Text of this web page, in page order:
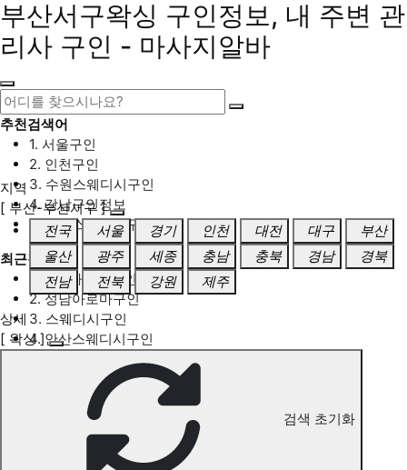
부산서구왁싱 구인정보, 내 주변 관
리사 구인 - 마사지알바
추천검색어
1. 서울구인
2. 인천구인
3. 수원스웨디시구인
4. 강남구인정보
5. 동탄스웨디시구인
최근검색어
1. 일산마사지구인
2. 성남아로마구인
3. 스웨디시구인
4. 안산스웨디시구인
부산서구 왁싱 구인정보
지역
[ 부산-부산서구 ]
전국
서울 경기 인천 대전 대구
부산
울산
광주 세종 충남 충북 경남
경북
전남
전북 강원 제주
상세
[ 왁싱 ]
검색 초기화